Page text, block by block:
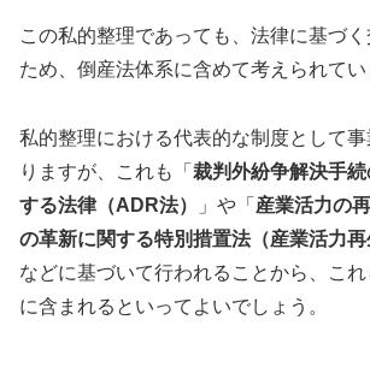
この私的整理であっても、法律に基づ
ため、倒産法体系に含めて考えられてい
私的整理における代表的な制度として
りますが、これも「 裁判外紛争解決手
する法律（ADR法）
」や「 産業活力の
の革新に関する特別措置法（産業活力再
などに基づいて行われることから、こ
に含まれるといってよいでしょう。